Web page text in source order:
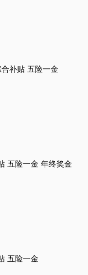
补贴 五险一金
五险一金 年终奖金
五险一金